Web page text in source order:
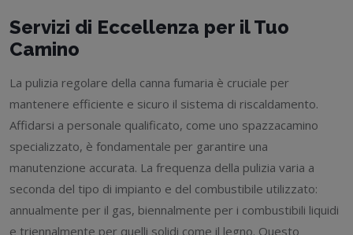
Servizi di Eccellenza per il Tuo
Camino
La pulizia regolare della canna fumaria è cruciale per
mantenere efficiente e sicuro il sistema di riscaldamento.
Affidarsi a personale qualificato, come uno spazzacamino
specializzato, è fondamentale per garantire una
manutenzione accurata. La frequenza della pulizia varia a
seconda del tipo di impianto e del combustibile utilizzato:
annualmente per il gas, biennalmente per i combustibili liquidi
e triennalmente per quelli solidi come il legno. Questo